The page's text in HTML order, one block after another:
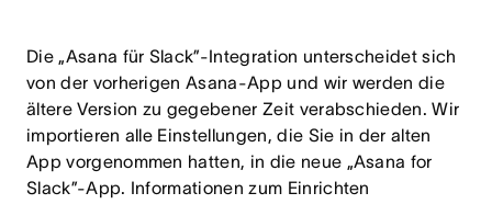
Die „Asana für Slack”-Integration unterscheidet sich
von der vorherigen Asana-App und wir werden die
ältere Version zu gegebener Zeit verabschieden. Wir
importieren alle Einstellungen, die Sie in der alten
App vorgenommen hatten, in die neue „Asana for
Slack”-App. Informationen zum Einrichten